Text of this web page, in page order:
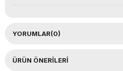
YORUMLAR(0)
ÜRÜN ÖNERILERI